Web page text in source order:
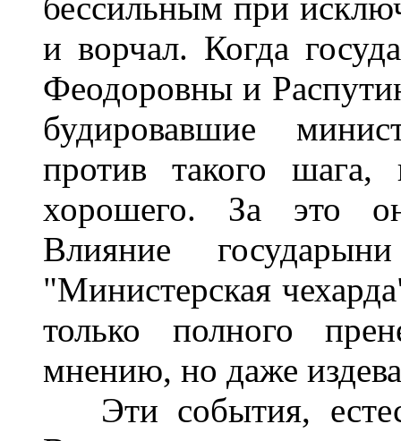
и ворчал. Когда
Феодоровны и
будировавшие
против такого
хорошего. За это
Влияние
"Министерская
только полного
мнению, но даже
Эти события,